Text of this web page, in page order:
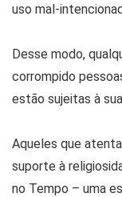
uso mal-
Desse modo,
corrompido
estão sujeitas à
Aqueles que
suporte à
no Tempo – uma